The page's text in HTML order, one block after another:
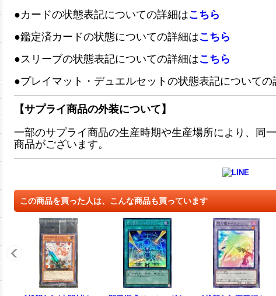
●カードの状態表記についての詳細はこちら
●鑑定済カードの状態についての詳細はこちら
●スリーブの状態表記についての詳細はこちら
●プレイマット・デュエルセットの状態表記についての
【サプライ商品の外装について】
一部のサプライ商品の生産時期や生産場所により、同
商品がございます。
この商品を買った人は、こんな商品も買っています